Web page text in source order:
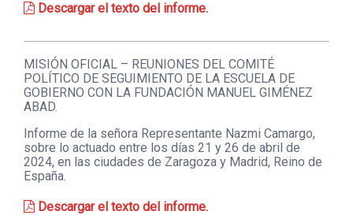
Descargar el texto del informe.
MISIÓN OFICIAL – REUNIONES DEL COMITÉ
POLÍTICO DE SEGUIMIENTO DE LA ESCUELA DE
GOBIERNO CON LA FUNDACIÓN MANUEL GIMÉNEZ
ABAD.
Informe de la señora Representante Nazmi Camargo,
sobre lo actuado entre los días 21 y 26 de abril de
2024, en las ciudades de Zaragoza y Madrid, Reino de
España.
Descargar el texto del informe.